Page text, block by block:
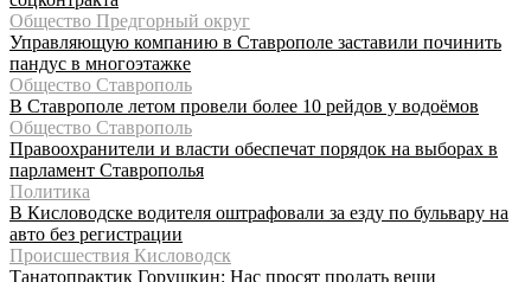
Общество Предгорный округ
Управляющую компанию в Ставрополе заставили починить
пандус в многоэтажке
Общество Ставрополь
В Ставрополе летом провели более 10 рейдов у водоёмов
Общество Ставрополь
Правоохранители и власти обеспечат порядок на выборах в
парламент Ставрополья
Политика
В Кисловодске водителя оштрафовали за езду по бульвару на
авто без регистрации
Происшествия Кисловодск
Танатопрактик Горушкин: Нас просят продать вещи